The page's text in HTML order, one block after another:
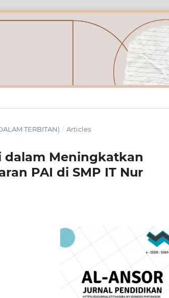
TERBITAN) / Articles
dalam Meningkatkan
PAI di SMP IT Nur